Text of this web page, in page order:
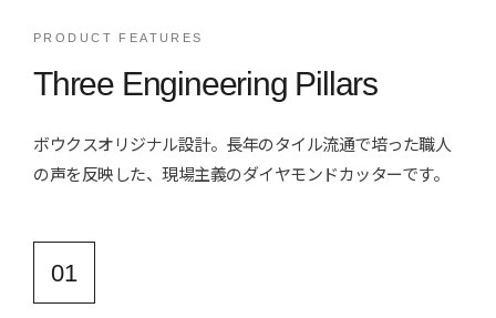
PRODUCT FEATURES
Three Engineering Pillars
ボウクスオリジナル設計。長年のタイル流通で培った職人
の声を反映した、現場主義のダイヤモンドカッターです。
01